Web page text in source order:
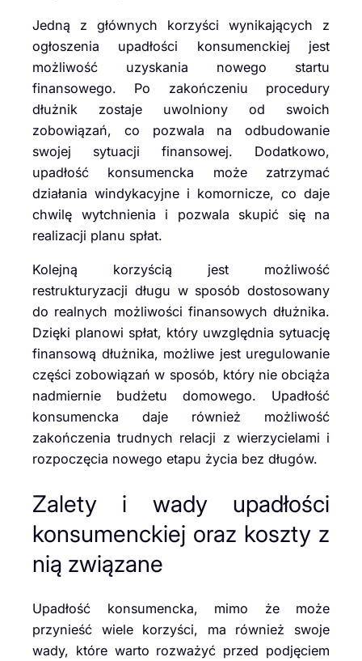
Jedną z głównych korzyści wynikających z
ogłoszenia upadłości konsumenckiej jest
możliwość uzyskania nowego startu
finansowego. Po zakończeniu procedury
dłużnik zostaje uwolniony od swoich
zobowiązań, co pozwala na odbudowanie
swojej sytuacji finansowej. Dodatkowo,
upadłość konsumencka może zatrzymać
działania windykacyjne i komornicze, co daje
chwilę wytchnienia i pozwala skupić się na
realizacji planu spłat.
Kolejną korzyścią jest możliwość
restrukturyzacji długu w sposób dostosowany
do realnych możliwości finansowych dłużnika.
Dzięki planowi spłat, który uwzględnia sytuację
finansową dłużnika, możliwe jest uregulowanie
części zobowiązań w sposób, który nie obciąża
nadmiernie budżetu domowego. Upadłość
konsumencka daje również możliwość
zakończenia trudnych relacji z wierzycielami i
rozpoczęcia nowego etapu życia bez długów.
Zalety i wady upadłości
konsumenckiej oraz koszty z
nią związane
Upadłość konsumencka, mimo że może
przynieść wiele korzyści, ma również swoje
wady, które warto rozważyć przed podjęciem